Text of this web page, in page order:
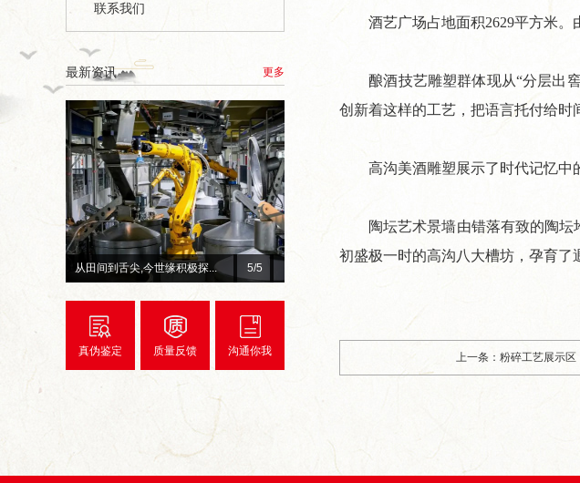
联系我们
最新资讯 更多
5/5
从田间到舌尖,今世缘积极探...
真伪鉴定 质量反馈 沟通你我
酒艺广场占地面积2629平方米。
酿酒技艺雕塑群体现从“分层出窖
创新着这样的工艺，把语言托付给时
高沟美酒雕塑展示了时代记忆中的
陶坛艺术景墙由错落有致的陶坛堆
初盛极一时的高沟八大槽坊，孕育了
上一条：粉碎工艺展示区